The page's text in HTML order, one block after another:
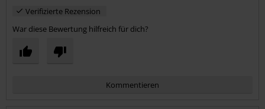
Verifizierte Rezension
War diese Bewertung hilfreich für dich?
Kommentieren